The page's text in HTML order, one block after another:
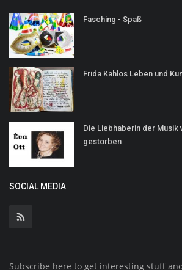
Fasching - Spaß
Frida Kahlos Leben und
Die Liebhaberin der Musik
gestorben
SOCIAL MEDIA
Subscribe here to get interesting stuff